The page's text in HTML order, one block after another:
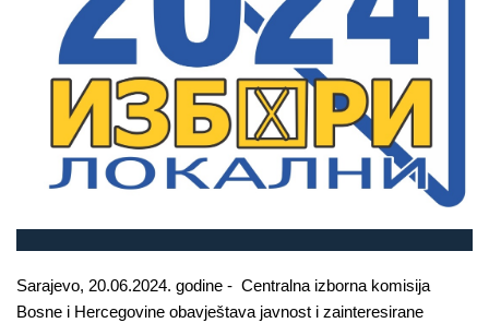
Sarajevo, 20.06.2024. godine - Centralna izborna komisija
Bosne i Hercegovine obavještava javnost i zainteresirane